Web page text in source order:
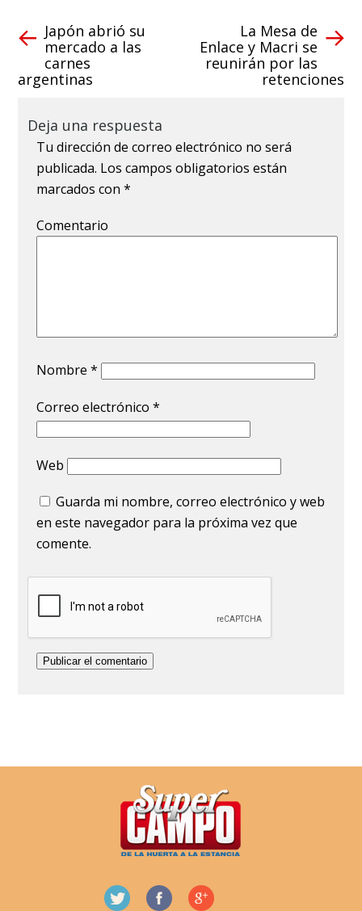
Japón abrió su
mercado a las
carnes
argentinas
La Mesa de
Enlace y Macri se
reunirán por las
retenciones
Deja una respuesta
Tu dirección de correo electrónico no será
publicada. Los campos obligatorios están
marcados con*
Comentario
Nombre*
Correo electrónico*
Web
Guarda mi nombre, correo electrónico y web
en este navegador para la próxima vez que
comente.